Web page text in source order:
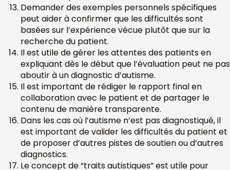
Demander des exemples personnels spécifiques
peut aider à confirmer que les difficultés sont
basées sur l’expérience vécue plutôt que sur la
recherche du patient.
Il est utile de gérer les attentes des patients en
expliquant dès le début que l’évaluation peut ne pas
aboutir à un diagnostic d’autisme.
Il est important de rédiger le rapport final en
collaboration avec le patient et de partager le
contenu de manière transparente.
Dans les cas où l’autisme n’est pas diagnostiqué, il
est important de valider les difficultés du patient et
de proposer d’autres pistes de soutien ou d’autres
diagnostics.
Le concept de “traits autistiques” est utile pour